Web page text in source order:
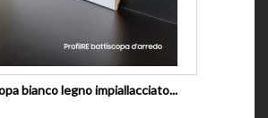
bianco legno impiallacciato...